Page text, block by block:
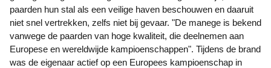
paarden hun stal als een veilige haven beschouwen en daaruit
niet snel vertrekken, zelfs niet bij gevaar. "De manege is bekend
vanwege de paarden van hoge kwaliteit, die deelnemen aan
Europese en wereldwijde kampioenschappen". Tijdens de brand
was de eigenaar actief op een Europees kampioenschap in